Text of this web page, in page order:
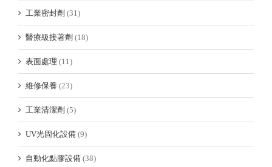
工業密封劑 (31)
醫療級接著劑 (18)
表面處理 (11)
維修保養 (23)
工業清潔劑 (5)
UV光固化設備 (9)
自動化點膠設備 (38)